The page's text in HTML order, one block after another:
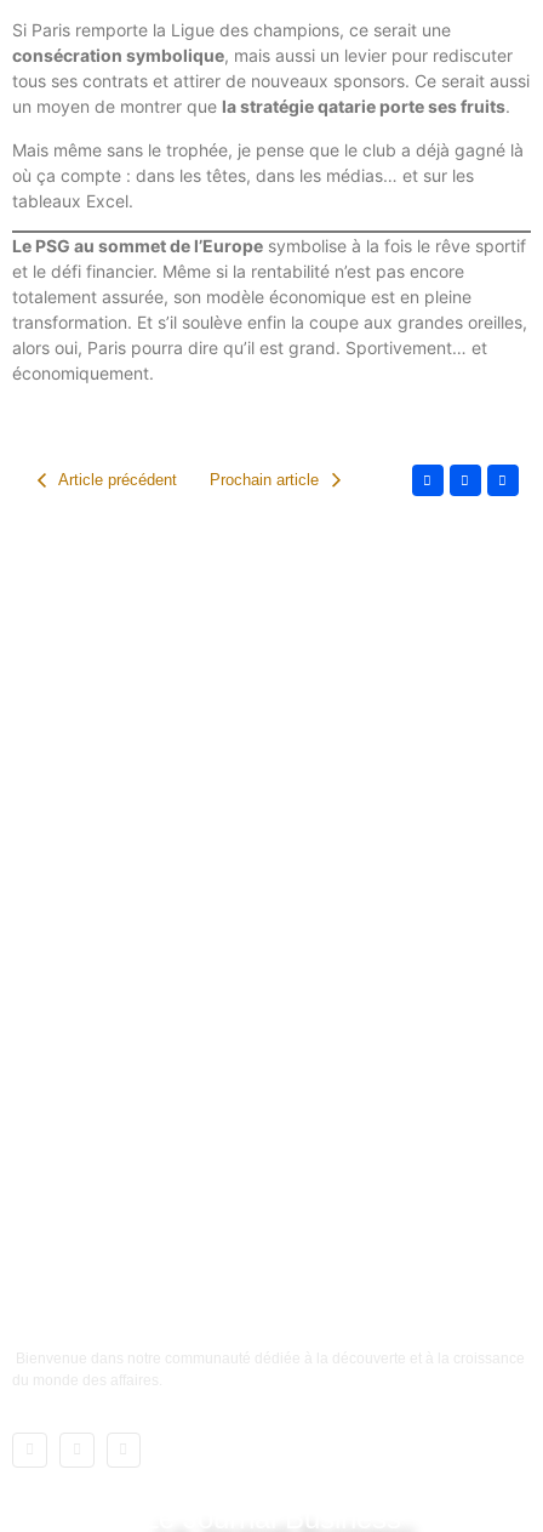
Si Paris remporte la Ligue des champions, ce serait une
consécration symbolique, mais aussi un levier pour rediscuter
tous ses contrats et attirer de nouveaux sponsors. Ce serait aussi
un moyen de montrer que la stratégie qatarie porte ses fruits.
Mais même sans le trophée, je pense que le club a déjà gagné là
où ça compte : dans les têtes, dans les médias… et sur les
tableaux Excel.
Le PSG au sommet de l’Europe symbolise à la fois le rêve sportif
et le défi financier. Même si la rentabilité n’est pas encore
totalement assurée, son modèle économique est en pleine
transformation. Et s’il soulève enfin la coupe aux grandes oreilles,
alors oui, Paris pourra dire qu’il est grand. Sportivement… et
économiquement.
Article précédent Prochain article
Bienvenue dans notre communauté dédiée à la découverte et à la croissance
du monde des affaires.